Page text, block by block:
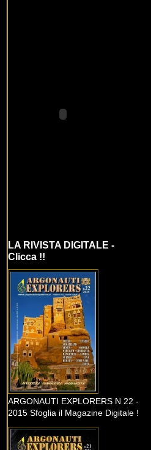
LA RIVISTA DIGITALE -
Clicca !!
ARGONAUTI EXPLORERS N 22 -
2015 Sfoglia il Magazine Digitale !